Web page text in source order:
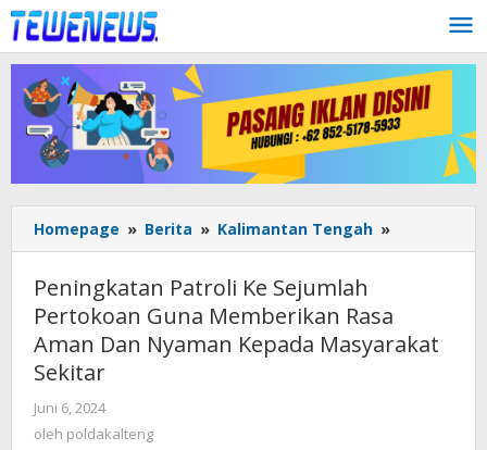
Lewati
ke
konten
Homepage » Berita » Kalimantan Tengah »
Patroli
Guna
Peningkatan Patroli Ke Sejumlah
Pertokoan Guna Memberikan Rasa
Aman Dan Nyaman Kepada Masyarakat
Sekitar
Juni 6, 2024
poldakalteng
oleh poldakalteng